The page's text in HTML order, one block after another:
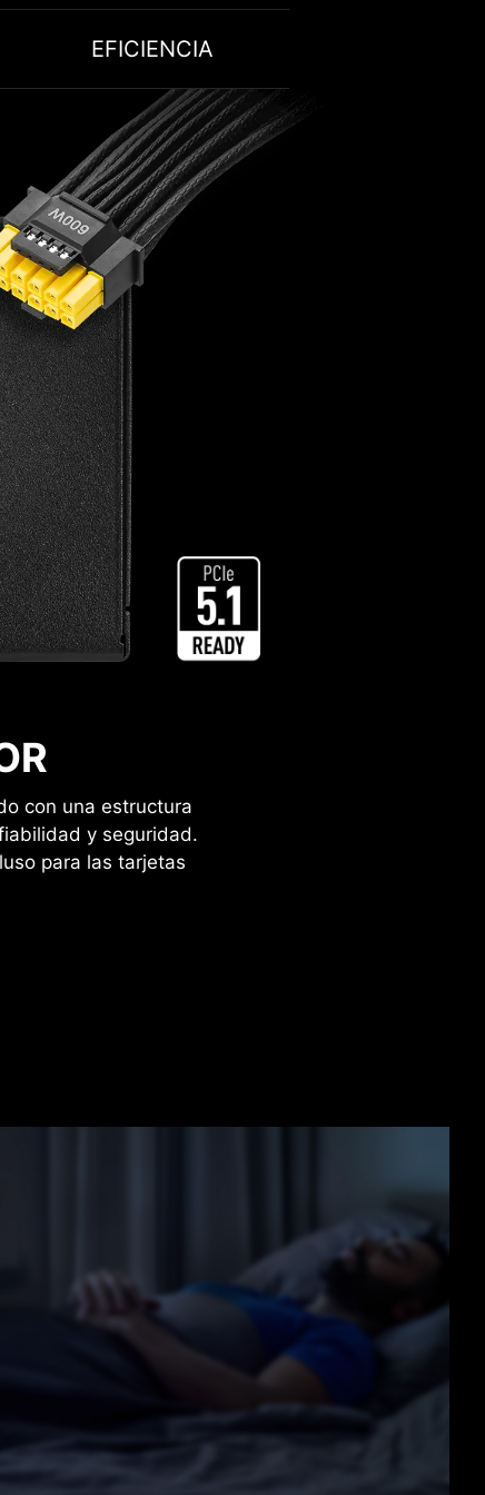
EFICIENCIA
con una estructura
y seguridad.
para las tarjetas
ATX 3.1 de Intel.
y tres veces la